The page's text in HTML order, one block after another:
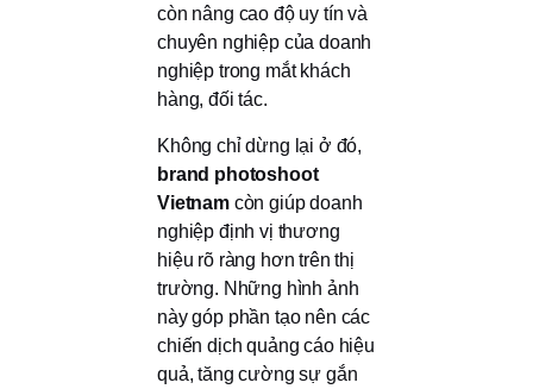
còn nâng cao độ uy tín và
chuyên nghiệp của doanh
nghiệp trong mắt khách
hàng, đối tác.
Không chỉ dừng lại ở đó,
brand photoshoot
Vietnamcòn giúp doanh
nghiệp định vị thương
hiệu rõ ràng hơn trên thị
trường. Những hình ảnh
này góp phần tạo nên các
chiến dịch quảng cáo hiệu
quả, tăng cường sự gắn